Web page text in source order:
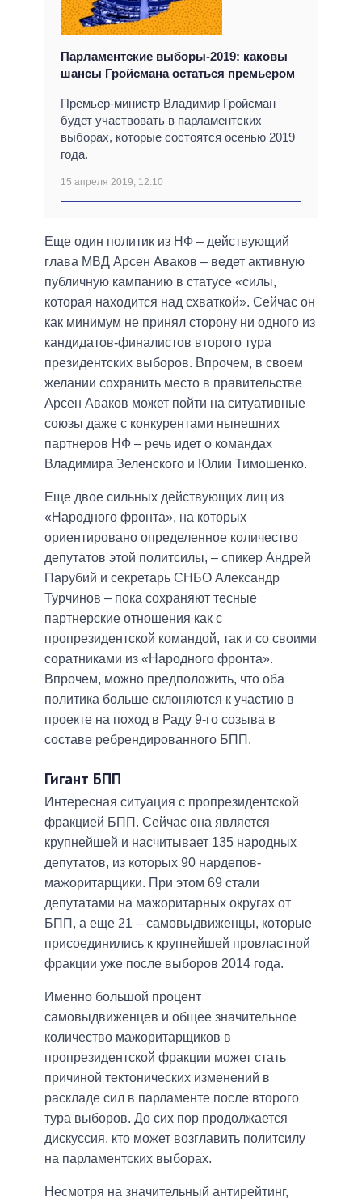
Парламентские выборы-2019: каковы
шансы Гройсмана остаться премьером
Премьер-министр Владимир Гройсман
будет участвовать в парламентских
выборах, которые состоятся осенью 2019
года.
15 апреля 2019, 12:10
Еще один политик из НФ – действующий
глава МВД Арсен Аваков – ведет активную
публичную кампанию в статусе «силы,
которая находится над схваткой». Сейчас он
как минимум не принял сторону ни одного из
кандидатов-финалистов второго тура
президентских выборов. Впрочем, в своем
желании сохранить место в правительстве
Арсен Аваков может пойти на ситуативные
союзы даже с конкурентами нынешних
партнеров НФ – речь идет о командах
Владимира Зеленского и Юлии Тимошенко.
Еще двое сильных действующих лиц из
«Народного фронта», на которых
ориентировано определенное количество
депутатов этой политсилы, – спикер Андрей
Парубий и секретарь СНБО Александр
Турчинов – пока сохраняют тесные
партнерские отношения как с
пропрезидентской командой, так и со своими
соратниками из «Народного фронта».
Впрочем, можно предположить, что оба
политика больше склоняются к участию в
проекте на поход в Раду 9-го созыва в
составе ребрендированного БПП.
Гигант БПП
Интересная ситуация с пропрезидентской
фракцией БПП. Сейчас она является
крупнейшей и насчитывает 135 народных
депутатов, из которых 90 нардепов-
мажоритарщики. При этом 69 стали
депутатами на мажоритарных округах от
БПП, а еще 21 – самовыдвиженцы, которые
присоединились к крупнейшей провластной
фракции уже после выборов 2014 года.
Именно большой процент
самовыдвиженцев и общее значительное
количество мажоритарщиков в
пропрезидентской фракции может стать
причиной тектонических изменений в
раскладе сил в парламенте после второго
тура выборов. До сих пор продолжается
дискуссия, кто может возглавить политсилу
на парламентских выборах.
Несмотря на значительный антирейтинг,